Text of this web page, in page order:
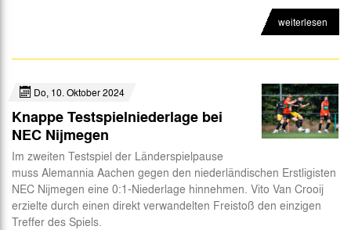
weiterlesen
Do, 10. Oktober 2024
Knappe Testspielniederlage bei
NEC Nijmegen
Im zweiten Testspiel der Länderspielpause
muss Alemannia Aachen gegen den niederländischen Erstligisten
NEC Nijmegen eine 0:1-Niederlage hinnehmen. Vito Van Crooij
erzielte durch einen direkt verwandelten Freistoß den einzigen
Treffer des Spiels.